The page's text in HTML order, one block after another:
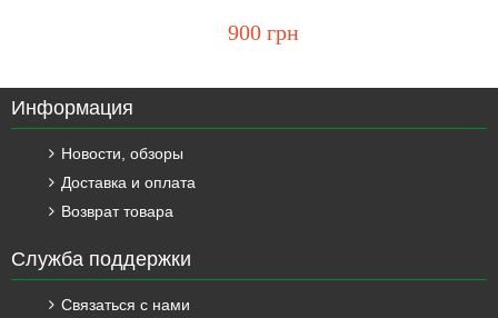
900 грн
Информация
Новости, обзоры
Доставка и оплата
Возврат товара
Служба поддержки
Связаться с нами